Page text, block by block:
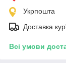
Укрпошта
Доставка
Всі умови